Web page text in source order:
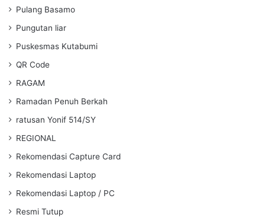
Pulang Basamo
Pungutan liar
Puskesmas Kutabumi
QR Code
RAGAM
Ramadan Penuh Berkah
ratusan Yonif 514/SY
REGIONAL
Rekomendasi Capture Card
Rekomendasi Laptop
Rekomendasi Laptop / PC
Resmi Tutup